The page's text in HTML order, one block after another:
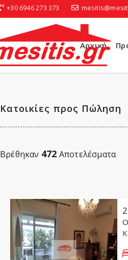
+30 6946 273 373
Αρχική
Κατοικίες προς Πώληση
Βρέθηκαν 472 Αποτελέσματα